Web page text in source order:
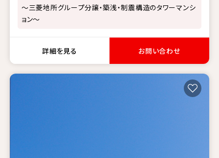
～三菱地所グループ分譲・築浅・制震構造のタワーマンシ
ョン～
詳細を見る お問い合わせ